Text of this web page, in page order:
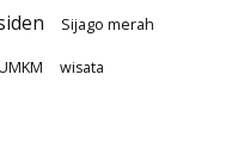
Sijago merah
wisata